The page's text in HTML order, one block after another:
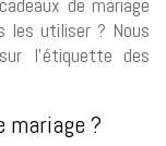
les utiliser ? Nous
l’étiquette des
mariage ?